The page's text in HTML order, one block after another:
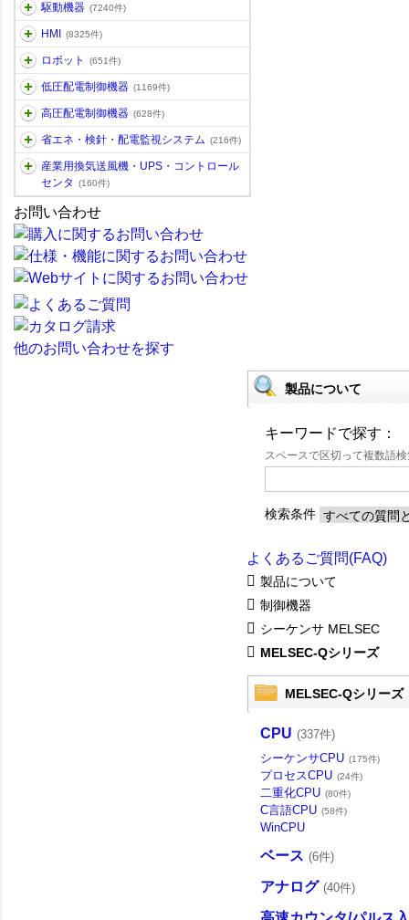
駆動機器 (7240件)
HMI (8325件)
ロボット (651件)
低圧配電制御機器 (1169件)
高圧配電制御機器 (628件)
省エネ・検針・配電監視システム (216件)
産業用換気送風機・UPS・コントロール
センタ
(160件)
お問い合わせ
他のお問い合わせを探す
製品について
キーワードで探す：
スペースで区切って複数語
検索条件
よくあるご質問(FAQ)
製品について
制御機器
シーケンサ MELSEC
MELSEC-Qシリーズ
MELSEC-Qシリーズ
CPU (337件)
シーケンサCPU (175件)
プロセスCPU (24件)
二重化CPU (80件)
C言語CPU (58件)
WinCPU
ベース (6件)
アナログ (40件)